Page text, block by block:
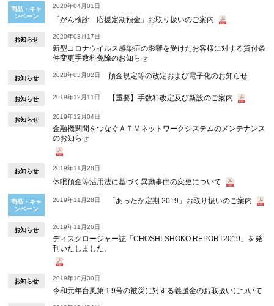
商品・キャ
ンペーン
2020年04月01日
「がん検診 応援定期預金」お取り扱いのご案内
お知らせ 2020年03月17日
新型コロナウイルス感染症の影響を受けたお客様に対する貸付条
件変更手数料免除のお知らせ
お知らせ 2020年03月02日 預金規定等の改定および電子化のお知らせ
お知らせ 2019年12月11日 【重要】手数料改定及び新設のご案内
お知らせ 2019年12月04日
金融機関間をつなぐＡＴＭネットワークシステムのメンテナンス
のお知らせ
お知らせ 2019年11月28日
休眠預金等活用法に基づく異動事由の変更について
商品・キャ
ンペーン
2019年11月28日 「あったか定期 2019」お取り扱いのご案内
お知らせ 2019年11月26日
ディスクロージャー誌「CHOSHI-SHOKO REPORT2019」を発
刊いたしました。
お知らせ 2019年10月30日
令和元年台風第１9号の被災に対する義援金のお取扱いについて